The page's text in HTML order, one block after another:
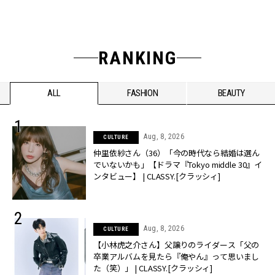
RANKING
ALL FASHION BEAUTY
CULTURE Aug, 8, 2026
仲里依紗さん（36）「今の時代なら結婚は選ん
でいないかも」【ドラマ『Tokyo middle 30』イ
ンタビュー】 | CLASSY.[クラッシィ]
CULTURE Aug, 8, 2026
【小林虎之介さん】父譲りのライダース「父の
卒業アルバムを見たら『俺やん』って思いまし
た（笑）」 | CLASSY.[クラッシィ]